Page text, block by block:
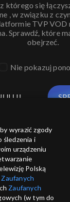
którego się
, w związku z
TVP VOD
Sprawdź, które
obejrzeć.
Nie pokazuj
wyrazić zgody
śledzenia i
urządzeniu
Polską
Zaufanych
Zaufanych
(w tym do